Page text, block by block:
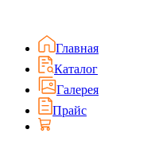
Главная
Каталог
Галерея
Прайс